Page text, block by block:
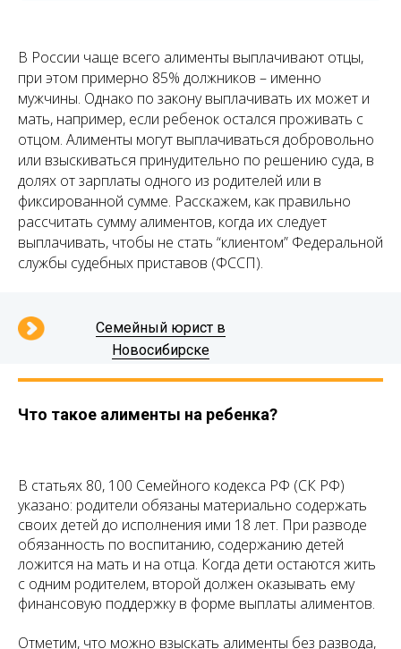
В России чаще всего алименты выплачивают отцы,
при этом примерно 85% должников – именно
мужчины. Однако по закону выплачивать их может и
мать, например, если ребенок остался проживать с
отцом. Алименты могут выплачиваться добровольно
или взыскиваться принудительно по решению суда, в
долях от зарплаты одного из родителей или в
фиксированной сумме. Расскажем, как правильно
рассчитать сумму алиментов, когда их следует
выплачивать, чтобы не стать “клиентом” Федеральной
службы судебных приставов (ФССП).
Семейный юрист в
Новосибирске
Что такое алименты на ребенка?
В статьях 80, 100 Семейного кодекса РФ (СК РФ)
указано: родители обязаны материально содержать
своих детей до исполнения ими 18 лет. При разводе
обязанность по воспитанию, содержанию детей
ложится на мать и на отца. Когда дети остаются жить
с одним родителем, второй должен оказывать ему
финансовую поддержку в форме выплаты алиментов.
Отметим, что можно взыскать алименты без развода,